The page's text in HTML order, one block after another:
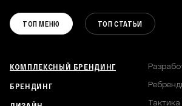
ВАКАНСИИ
ПОЛИТИКА КОНФИДЕНЦИАЛЬНОСТИ
ТАКТИКА БРЕНДА
КОММУНИКАЦИОННАЯ СТРАТЕГИЯ
ТОП МЕНЮ ТОП СТАТЬИ
КОМПЛЕКСНЫЙ БРЕНДИНГ
БРЕНДИНГ